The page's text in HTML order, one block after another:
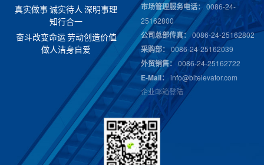
真实做事诚实待人 深明事理
知行合一
奋斗改变命运 劳动创 造价值
做人洁身自爱
市场管理服务电话：0086-24-
25162800
公司总部传真： 0086-24-25162802
采购部： 0086-24-25162039
外贸销售： 0086-24-25162722
E-Mail： info@bltelevator.com
企业邮箱登陆